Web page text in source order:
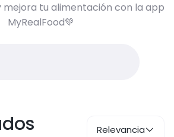
tu alimentación con la app
MyRealFood💚
Relevancia